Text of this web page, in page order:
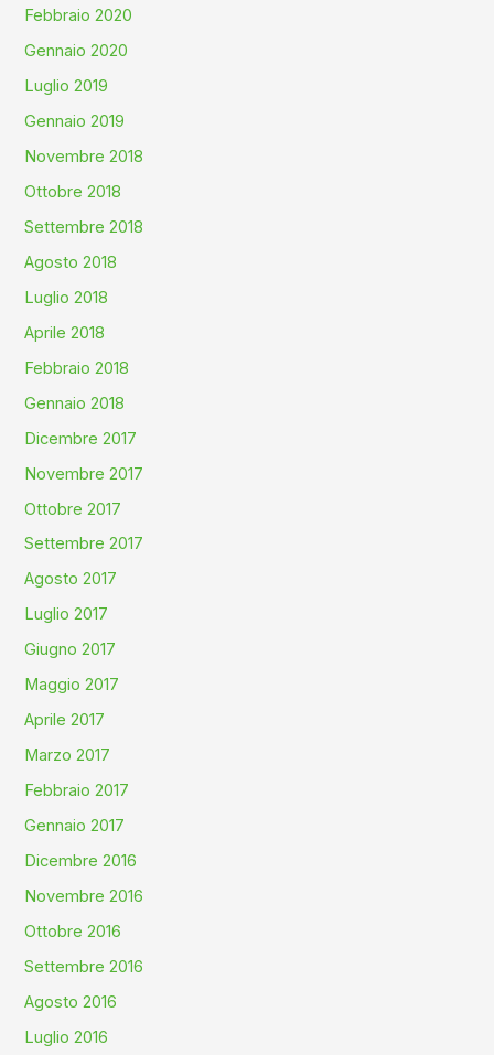
Febbraio 2020
Gennaio 2020
Luglio 2019
Gennaio 2019
Novembre 2018
Ottobre 2018
Settembre 2018
Agosto 2018
Luglio 2018
Aprile 2018
Febbraio 2018
Gennaio 2018
Dicembre 2017
Novembre 2017
Ottobre 2017
Settembre 2017
Agosto 2017
Luglio 2017
Giugno 2017
Maggio 2017
Aprile 2017
Marzo 2017
Febbraio 2017
Gennaio 2017
Dicembre 2016
Novembre 2016
Ottobre 2016
Settembre 2016
Agosto 2016
Luglio 2016